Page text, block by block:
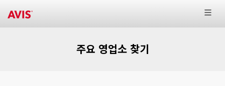
주요 영업소 찾기